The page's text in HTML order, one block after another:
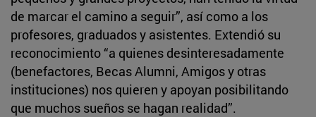
de marcar el camino a seguir”, así como a los
profesores, graduados y asistentes. Extendió su
reconocimiento “a quienes desinteresadamente
(benefactores, Becas Alumni, Amigos y otras
instituciones) nos quieren y apoyan posibilitando
que muchos sueños se hagan realidad”.